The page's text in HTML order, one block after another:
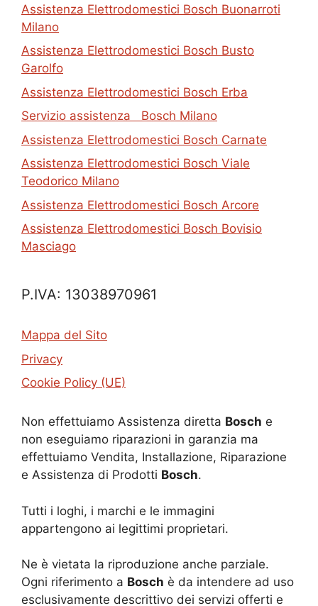
Assistenza Elettrodomestici Bosch Buonarroti
Milano
Assistenza Elettrodomestici Bosch Busto
Garolfo
Assistenza Elettrodomestici Bosch Erba
Servizio assistenza Bosch Milano
Assistenza Elettrodomestici Bosch Carnate
Assistenza Elettrodomestici Bosch Viale
Teodorico Milano
Assistenza Elettrodomestici Bosch Arcore
Assistenza Elettrodomestici Bosch Bovisio
Masciago
P.IVA: 13038970961
Mappa del Sito
Privacy
Cookie Policy (UE)
Non effettuiamo Assistenza diretta Bosch e
non eseguiamo riparazioni in garanzia ma
effettuiamo Vendita, Installazione, Riparazione
e Assistenza di Prodotti Bosch.
Tutti i loghi, i marchi e le immagini
appartengono ai legittimi proprietari.
Ne è vietata la riproduzione anche parziale.
Ogni riferimento a Bosch è da intendere ad uso
esclusivamente descrittivo dei servizi offerti e